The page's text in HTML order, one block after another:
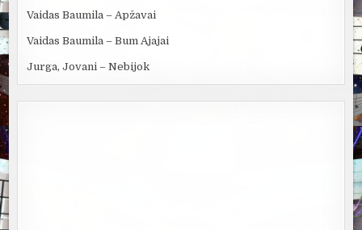
Vaidas Baumila – Apžavai
Vaidas Baumila – Bum Ajajai
Jurga, Jovani – Nebijok